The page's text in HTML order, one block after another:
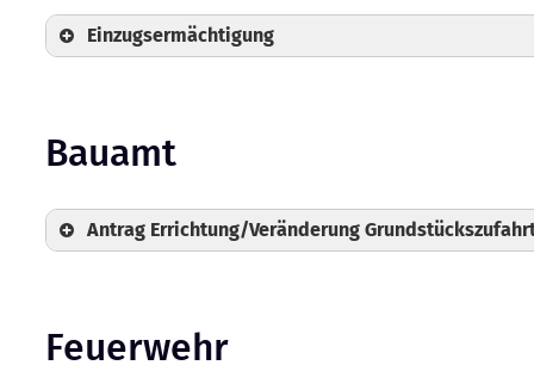
Einzugsermächtigung
Bauamt
Antrag Errichtung/Veränderung
Feuerwehr